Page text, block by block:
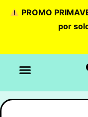
PROMO
por